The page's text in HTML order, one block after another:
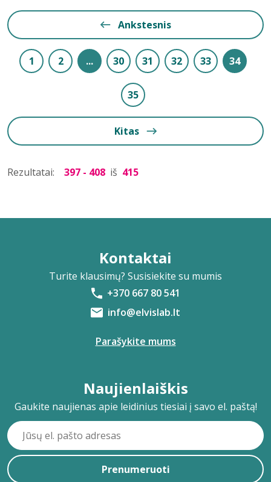
Ankstesnis
1 2 ... 30 31 32 33 34
35
Kitas
Rezultatai: 397 - 408 iš 415
Kontaktai
Turite klausimų? Susisiekite su mumis
+370 667 80 541
info@elvislab.lt
Parašykite mums
Naujienlaiškis
Gaukite naujienas apie leidinius tiesiai į savo el. paštą!
Prenumeruoti